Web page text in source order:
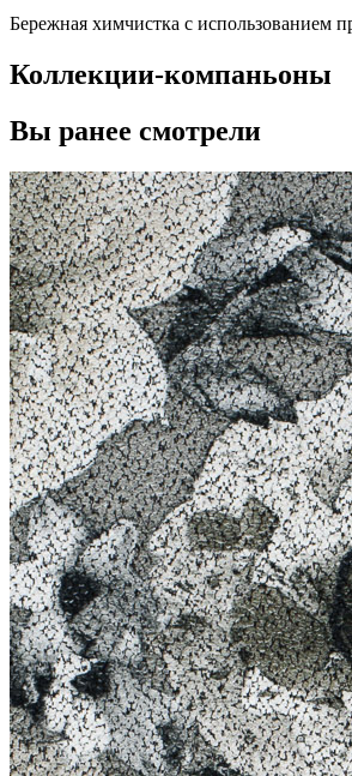
Бережная химчистка с использованием
Коллекции-компаньоны
Вы ранее смотрели